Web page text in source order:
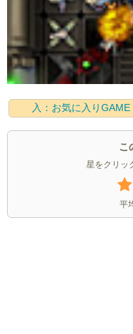
入：お気に入りGAME
こ
星をクリッ
平